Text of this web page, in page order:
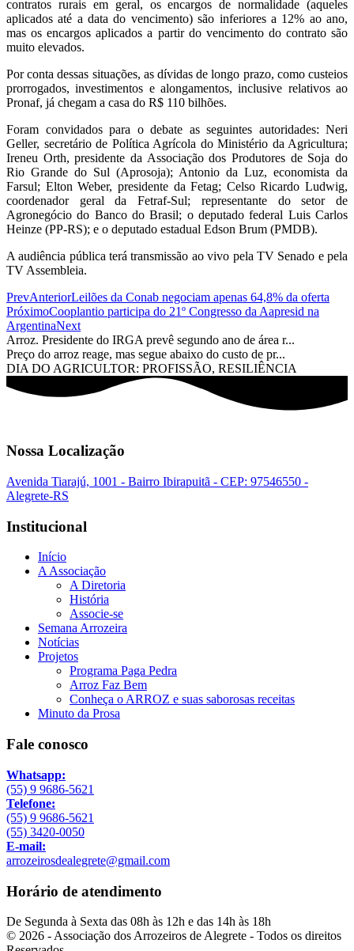
contratos rurais em geral, os encargos de normalidade (aqueles
aplicados até a data do vencimento) são inferiores a 12% ao ano,
mas os encargos aplicados a partir do vencimento do contrato são
muito elevados.
Por conta dessas situações, as dívidas de longo prazo, como custeios
prorrogados, investimentos e alongamentos, inclusive relativos ao
Pronaf, já chegam a casa do R$ 110 bilhões.
Foram convidados para o debate as seguintes autoridades: Neri
Geller, secretário de Política Agrícola do Ministério da Agricultura;
Ireneu Orth, presidente da Associação dos Produtores de Soja do
Rio Grande do Sul (Aprosoja); Antonio da Luz, economista da
Farsul; Elton Weber, presidente da Fetag; Celso Ricardo Ludwig,
coordenador geral da Fetraf-Sul; representante do setor de
Agronegócio do Banco do Brasil; o deputado federal Luis Carlos
Heinze (PP-RS); e o deputado estadual Edson Brum (PMDB).
A audiência pública terá transmissão ao vivo pela TV Senado e pela
TV Assembleia.
PrevAnteriorLeilões da Conab negociam apenas 64,8% da oferta
PróximoCooplantio participa do 21º Congresso da Aapresid na
ArgentinaNext
Arroz. Presidente do IRGA prevê segundo ano de área r...
Preço do arroz reage, mas segue abaixo do custo de pr...
DIA DO AGRICULTOR: PROFISSÃO, RESILIÊNCIA
Nossa Localização
Avenida Tiarajú, 1001 - Bairro Ibirapuitã - CEP: 97546550 -
Alegrete-RS
Institucional
Início
A Associação
A Diretoria
História
Associe-se
Semana Arrozeira
Notícias
Projetos
Programa Paga Pedra
Arroz Faz Bem
Conheça o ARROZ e suas saborosas receitas
Minuto da Prosa
Fale conosco
Whatsapp:
(55) 9 9686-5621
Telefone:
(55) 9 9686-5621
(55) 3420-0050
E-mail:
arrozeirosdealegrete@gmail.com
Horário de atendimento
De Segunda à Sexta das 08h às 12h e das 14h às 18h
© 2026 - Associação dos Arrozeiros de Alegrete - Todos os direitos